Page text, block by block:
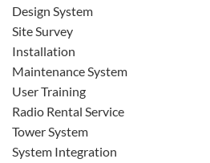
Design System
Site Survey
Installation
Maintenance System
User Training
Radio Rental Service
Tower System
System Integration